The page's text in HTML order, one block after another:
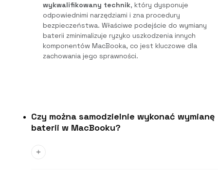
wykwalifikowany technik, który dysponuje
odpowiednimi narzędziami i zna procedury
bezpieczeństwa. Właściwe podejście do wymiany
baterii zminimalizuje ryzyko uszkodzenia innych
komponentów MacBooka, co jest kluczowe dla
zachowania jego sprawności.
Czy można samodzielnie wykonać wymianę
baterii w MacBooku?